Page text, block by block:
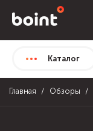
Каталог
Главная Обзоры